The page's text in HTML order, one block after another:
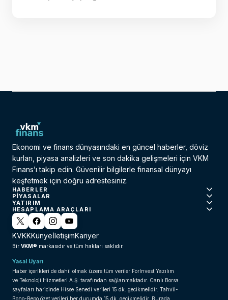
Ekonomi ve finans dünyasındaki en güncel haberler, döviz
kurları, piyasa analizleri ve son dakika gelişmeleri için VKM
Finans’ı takip edin. Güvenilir bilgilerle finansal dünyayı
keşfetmek için doğru adrestesiniz.
HABERLER
PIYASALAR
YATIRIM
HESAPLAMA ARAÇLARI
KVKKKünyeİletişimKariyer
Bir VKM® markasıdır ve tüm hakları saklıdır.
Yasal Uyarı
Haber içerikleri de dahil olmak üzere tüm veriler ForInvest Yazılım
ve Teknoloji Hizmetleri A.Ş. tarafından sağlanmaktadır. Canlı Borsa
sayfaları haricinde Hisse Senedi verileri 15 dk. gecikmelidir. Tahvil-
Bono-Repo özet verileri her durumda 15 dk. gecikmelidir. Burada